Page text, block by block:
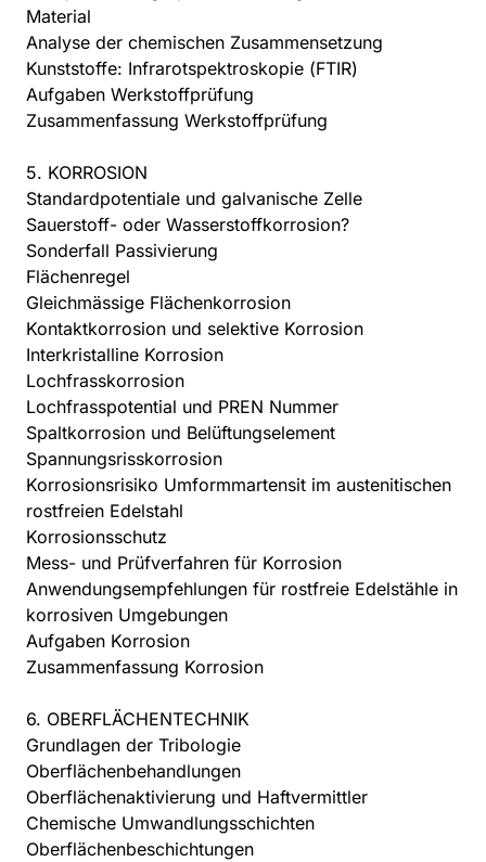
Material
Analyse der chemischen Zusammensetzung
Kunststoffe: Infrarotspektroskopie (FTIR)
Aufgaben Werkstoffprüfung
Zusammenfassung Werkstoffprüfung
5. KORROSION
Standardpotentiale und galvanische Zelle
Sauerstoff- oder Wasserstoffkorrosion?
Sonderfall Passivierung
Flächenregel
Gleichmässige Flächenkorrosion
Kontaktkorrosion und selektive Korrosion
Interkristalline Korrosion
Lochfrasskorrosion
Lochfrasspotential und PREN Nummer
Spaltkorrosion und Belüftungselement
Spannungsrisskorrosion
Korrosionsrisiko Umformmartensit im austenitischen
rostfreien Edelstahl
Korrosionsschutz
Mess- und Prüfverfahren für Korrosion
Anwendungsempfehlungen für rostfreie Edelstähle in
korrosiven Umgebungen
Aufgaben Korrosion
Zusammenfassung Korrosion
6. OBERFLÄCHENTECHNIK
Grundlagen der Tribologie
Oberflächenbehandlungen
Oberflächenaktivierung und Haftvermittler
Chemische Umwandlungsschichten
Oberflächenbeschichtungen